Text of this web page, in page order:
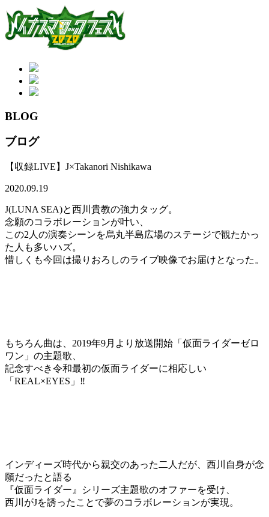
BLOG
ブログ
【収録LIVE】J×Takanori Nishikawa
2020.09.19
J(LUNA SEA)と西川貴教の強力タッグ。
念願のコラボレーションが叶い、
この2人の演奏シーンを烏丸半島広場のステージで観たかっ
た人も多いハズ。
惜しくも今回は撮りおろしのライブ映像でお届けとなった。
もちろん曲は、2019年9月より放送開始「仮面ライダーゼロ
ワン」の主題歌、
記念すべき令和最初の仮面ライダーに相応しい
「REAL×EYES」‼
インディーズ時代から親交のあった二人だが、西川自身が念
願だったと語る
『仮面ライダー』シリーズ主題歌のオファーを受け、
西川がJを誘ったことで夢のコラボレーションが実現。